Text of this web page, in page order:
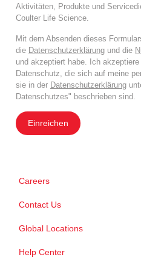
Aktivitäten, Produkte und
Coulter Life Science.
Mit dem Absenden dieses
die Datenschutzerklärung und die
und akzeptiert habe. Ich
Datenschutz, die sich auf meine
sie in der Datenschutzerklärung
Datenschutzes" beschrieben sind.
Einreichen
Careers
Contact Us
Global Locations
Help Center